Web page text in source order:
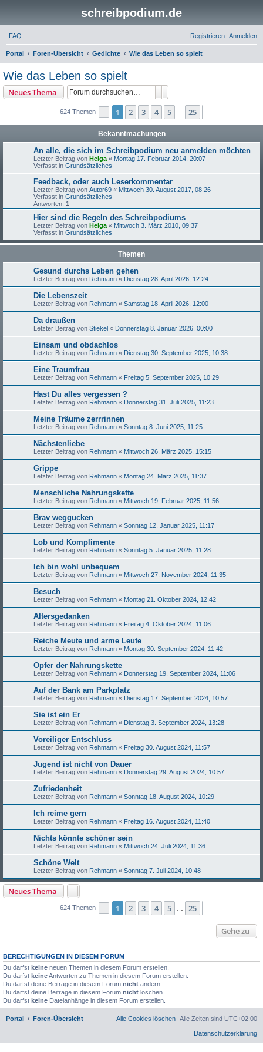
schreibpodium.de
FAQ Anmelden
Registrieren
Portal Foren-Übersicht Gedichte Wie das Leben so spielt
Wie das Leben so spielt
Neues Thema
624 Themen Seite 1von 25
1 2 3 4 5 25
Bekanntmachungen
An alle, die sich im Schreibpodium neu anmelden möchten
Letzter Beitrag von Helga « Montag 17. Februar 2014, 20:07
Verfasst in Grundsätzliches
Feedback, oder auch Leserkommentar
Letzter Beitrag von Autor69 « Mittwoch 30. August 2017, 08:26
Verfasst in Grundsätzliches
Antworten: 1
Hier sind die Regeln des Schreibpodiums
Letzter Beitrag von Helga « Mittwoch 3. März 2010, 09:37
Verfasst in Grundsätzliches
Themen
Gesund durchs Leben gehen
Letzter Beitrag von Rehmann « Dienstag 28. April 2026, 12:24
Die Lebenszeit
Letzter Beitrag von Rehmann « Samstag 18. April 2026, 12:00
Da draußen
Letzter Beitrag von Stiekel « Donnerstag 8. Januar 2026, 00:00
Einsam und obdachlos
Letzter Beitrag von Rehmann « Dienstag 30. September 2025, 10:38
Eine Traumfrau
Letzter Beitrag von Rehmann « Freitag 5. September 2025, 10:29
Hast Du alles vergessen ?
Letzter Beitrag von Rehmann « Donnerstag 31. Juli 2025, 11:23
Meine Träume zerrrinnen
Letzter Beitrag von Rehmann « Sonntag 8. Juni 2025, 11:25
Nächstenliebe
Letzter Beitrag von Rehmann « Mittwoch 26. März 2025, 15:15
Grippe
Letzter Beitrag von Rehmann « Montag 24. März 2025, 11:37
Menschliche Nahrungskette
Letzter Beitrag von Rehmann « Mittwoch 19. Februar 2025, 11:56
Brav weggucken
Letzter Beitrag von Rehmann « Sonntag 12. Januar 2025, 11:17
Lob und Komplimente
Letzter Beitrag von Rehmann « Sonntag 5. Januar 2025, 11:28
Ich bin wohl unbequem
Letzter Beitrag von Rehmann « Mittwoch 27. November 2024, 11:35
Besuch
Letzter Beitrag von Rehmann « Montag 21. Oktober 2024, 12:42
Altersgedanken
Letzter Beitrag von Rehmann « Freitag 4. Oktober 2024, 11:06
Reiche Meute und arme Leute
Letzter Beitrag von Rehmann « Montag 30. September 2024, 11:42
Opfer der Nahrungskette
Letzter Beitrag von Rehmann « Donnerstag 19. September 2024, 11:06
Auf der Bank am Parkplatz
Letzter Beitrag von Rehmann « Dienstag 17. September 2024, 10:57
Sie ist ein Er
Letzter Beitrag von Rehmann « Dienstag 3. September 2024, 13:28
Voreiliger Entschluss
Letzter Beitrag von Rehmann « Freitag 30. August 2024, 11:57
Jugend ist nicht von Dauer
Letzter Beitrag von Rehmann « Donnerstag 29. August 2024, 10:57
Zufriedenheit
Letzter Beitrag von Rehmann « Sonntag 18. August 2024, 10:29
Ich reime gern
Letzter Beitrag von Rehmann « Freitag 16. August 2024, 11:40
Nichts könnte schöner sein
Letzter Beitrag von Rehmann « Mittwoch 24. Juli 2024, 11:36
Schöne Welt
Letzter Beitrag von Rehmann « Sonntag 7. Juli 2024, 10:48
Neues Thema
624 Themen Seite 1von 25
1 2 3 4 5 25
Gehe zu
BERECHTIGUNGEN IN DIESEM FORUM
Du darfst keine neuen Themen in diesem Forum erstellen.
Du darfst keineAntworten zu Themen in diesem Forum erstellen.
Du darfst deine Beiträge in diesem Forum nicht ändern.
Du darfst deine Beiträge in diesem Forum nicht löschen.
Du darfst keine Dateianhänge in diesem Forum erstellen.
Portal Foren-Übersicht Alle Zeiten sind UTC+02:00
Alle Cookies löschen
Datenschutzerklärung